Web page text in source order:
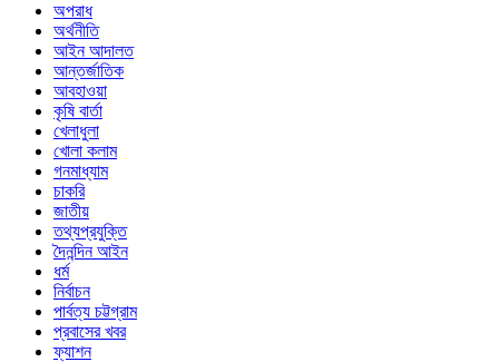
অপরাধ
অর্থনীতি
আইন আদালত
আন্তর্জাতিক
আবহাওয়া
কৃষি বার্তা
খেলাধুলা
খোলা কলাম
গনমাধ্যাম
চাকরি
জাতীয়
তথ্যপ্রযুক্তি
দৈনন্দিন আইন
ধর্ম
নির্বাচন
পার্বত্য চট্টগ্রাম
প্রবাসের খবর
ফ্যাশন